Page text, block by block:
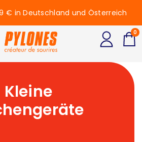
Kleine
€ in Deutschland und Österreich
0